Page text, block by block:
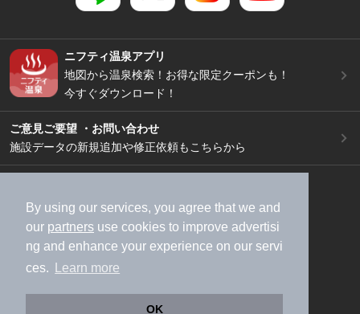
By using our services, you agree that we and
our partners use cookies to improve advertisi
ng and enhance your experience on our servi
ces.
Learn more
OK
ニフティ温泉アプリ
地図から温泉検索！お得な限定クーポンも！
今すぐダウンロード！
ご意見ご要望 ・お問い合わせ
施設データの新規追加や修正依頼もこちらから
加盟店募集（資料請求）
広告出稿のご案内
利用規約
ライフスタイルMEMBERS+規約
特定商取引法に基づく表記
ヘルプ
採用情報
運営会社